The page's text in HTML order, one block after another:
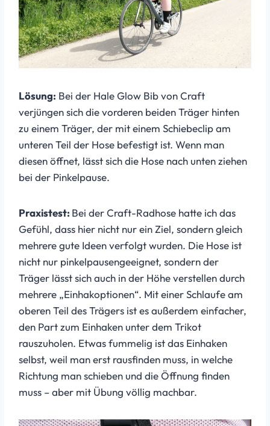
Lösung: Bei der Hale Glow Bib von Craft
verjüngen sich die vorderen beiden Träger hinten
zu einem Träger, der mit einem Schiebeclip am
unteren Teil der Hose befestigt ist. Wenn man
diesen öffnet, lässt sich die Hose nach unten ziehen
bei der Pinkelpause.
Praxistest: Bei der Craft-Radhose hatte ich das
Gefühl, dass hier nicht nur ein Ziel, sondern gleich
mehrere gute Ideen verfolgt wurden. Die Hose ist
nicht nur pinkelpausengeeignet, sondern der
Träger lässt sich auch in der Höhe verstellen durch
mehrere „Einhakoptionen“. Mit einer Schlaufe am
oberen Teil des Trägers ist es außerdem einfacher,
den Part zum Einhaken unter dem Trikot
rauszuholen. Etwas fummelig ist das Einhaken
selbst, weil man erst rausfinden muss, in welche
Richtung man schieben und die Öffnung finden
muss – aber mit Übung völlig machbar.